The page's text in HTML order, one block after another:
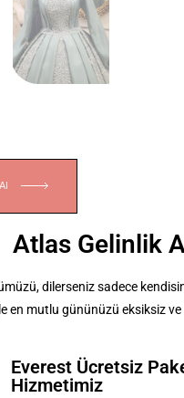
Atlas Gelinlik
dilerseniz sadece
en mutlu gününüzü eksiksiz
Everest Ücretsiz
Hizmetimiz